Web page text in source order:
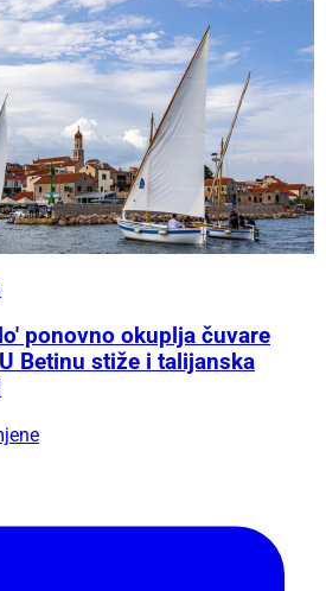
ponovno okuplja čuvare
Betinu stiže i talijanska